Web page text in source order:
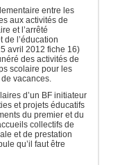
entre les
aux activités de
et l’arrêté
de l’éducation
avril 2012 fiche 16)
des activités de
scolaire pour les
vacances.
d’un BF initiateur
et projets éducatifs
du premier et du
collectifs de
et de prestation
qu’il faut être